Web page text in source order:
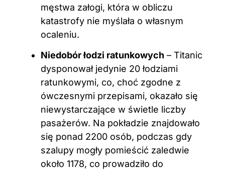
męstwa załogi, która w obliczu
katastrofy nie myślała o własnym
ocaleniu.
Niedobór łodzi ratunkowych – Titanic
dysponował jedynie 20 łodziami
ratunkowymi, co, choć zgodne z
ówczesnymi przepisami, okazało się
niewystarczające w świetle liczby
pasażerów. Na pokładzie znajdowało
się ponad 2200 osób, podczas gdy
szalupy mogły pomieścić zaledwie
około 1178, co prowadziło do